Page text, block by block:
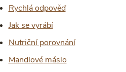
Rychlá odpověď
Jak se vyrábí
Nutriční porovnání
Mandlové máslo